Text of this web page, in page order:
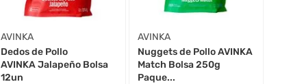
AVINKA
Dedos de Pollo
AVINKA Jalapeño Bolsa
12un
AVINKA
Nuggets de Pollo AVINKA
Match Bolsa 250g
Paque...